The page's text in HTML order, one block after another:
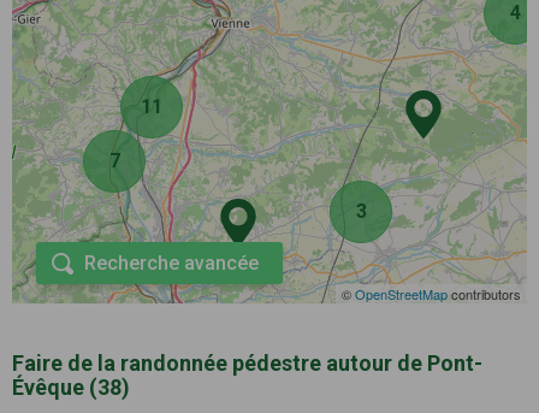
7
4
3
11
©OpenStreetMapcontributors
Recherche avancée
Faire de la randonnée pédestre autour de Pont-
Évêque (38)